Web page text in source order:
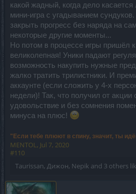
какой жадный, когда дело
мини-игра с угадыванием
закрыть прогресс без наряда на
некоторые другие моменты...
Но потом в процессе игры пришёл
великолепная! Уники падают
возможность накупить нужные
жалко тратить трилистники. И
аккаунте (если сложить у 4-х
недели)! Так, что получил от акции
удовольствие и без сомнения
минуса на плюс!
"Если тебе плюют в спину, значит, ты
MENTOL, Jul 7, 2020
#110
Taurissan, Дижон, Nepik and 3 others